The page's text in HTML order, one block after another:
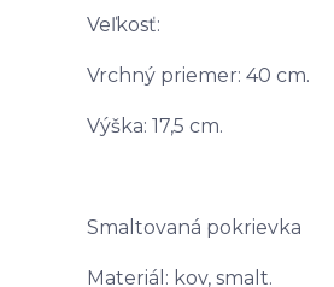
Veľkosť:
Vrchný priemer: 40 cm.
Výška: 17,5 cm.
Smaltovaná pokrievka
Materiál: kov, smalt.